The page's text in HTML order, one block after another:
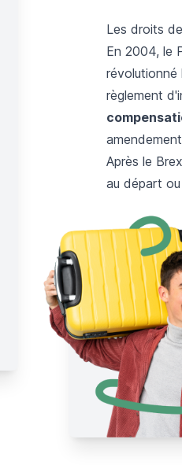
Les droits
En 2004, le
révolutionné
règlement
Après le
au départ